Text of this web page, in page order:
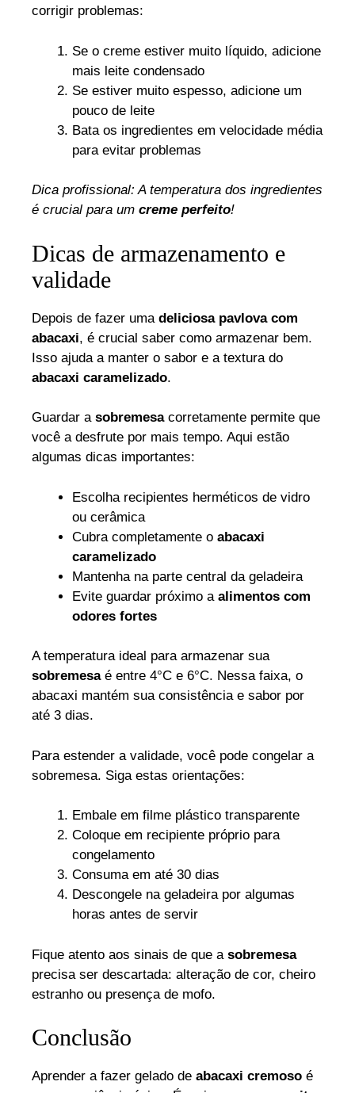
corrigir problemas:
Se o creme estiver muito líquido, adicione
mais leite condensado
Se estiver muito espesso, adicione um
pouco de leite
Bata os ingredientes em velocidade média
para evitar problemas
Dica profissional: A temperatura dos ingredientes
é crucial para um creme perfeito!
Dicas de armazenamento e
validade
Depois de fazer uma deliciosa pavlova com
abacaxi, é crucial saber como armazenar bem.
Isso ajuda a manter o sabor e a textura do
abacaxi caramelizado.
Guardar asobremesacorretamente permite que
você a desfrute por mais tempo. Aqui estão
algumas dicas importantes:
Escolha recipientes herméticos de vidro
ou cerâmica
Cubra completamente o abacaxi
caramelizado
Mantenha na parte central da geladeira
Evite guardar próximo a alimentos com
odores fortes
A temperatura ideal para armazenar sua
sobremesaé entre 4°C e 6°C. Nessa faixa, o
abacaxi mantém sua consistência e sabor por
até 3 dias.
Para estender a validade, você pode congelar a
sobremesa. Siga estas orientações:
Embale em filme plástico transparente
Coloque em recipiente próprio para
congelamento
Consuma em até 30 dias
Descongele na geladeira por algumas
horas antes de servir
Fique atento aos sinais de que asobremesa
precisa ser descartada: alteração de cor, cheiro
estranho ou presença de mofo.
Conclusão
Aprender a fazer gelado de abacaxi cremoso é